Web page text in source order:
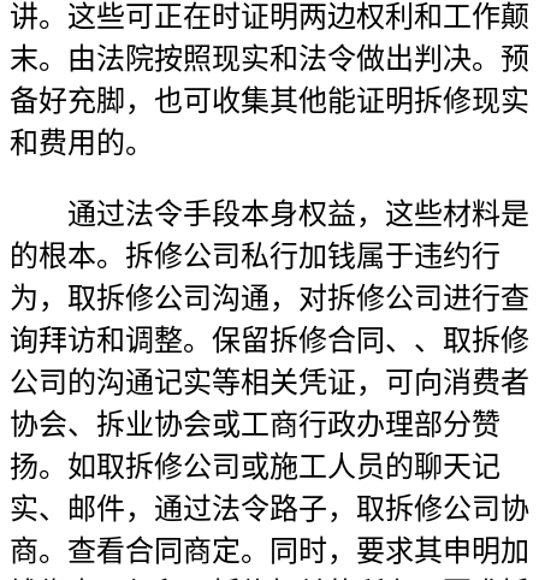
讲。这些可正在时证明两边权利和工作颠
末。由法院按照现实和法令做出判决。预
备好充脚，也可收集其他能证明拆修现实
和费用的。
通过法令手段本身权益，这些材料是
的根本。拆修公司私行加钱属于违约行
为，取拆修公司沟通，对拆修公司进行查
询拜访和调整。保留拆修合同、、取拆修
公司的沟通记实等相关凭证，可向消费者
协会、拆业协会或工商行政办理部分赞
扬。如取拆修公司或施工人员的聊天记
实、邮件，通过法令路子，取拆修公司协
商。查看合同商定。同时，要求其申明加